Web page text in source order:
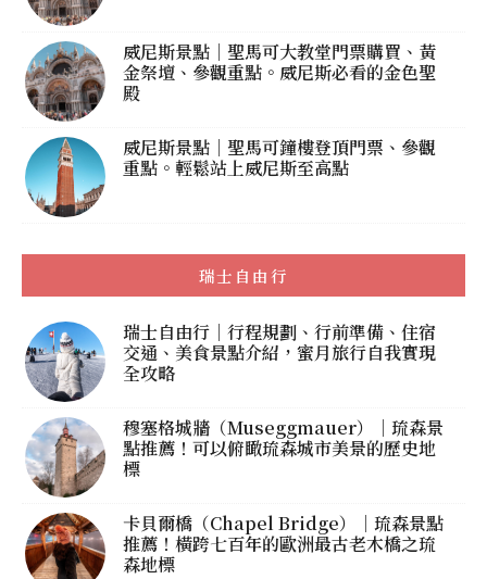
威尼斯景點｜聖馬可大教堂門票購買、黃
金祭壇、參觀重點。威尼斯必看的金色聖
殿
威尼斯景點｜聖馬可鐘樓登頂門票、參觀
重點。輕鬆站上威尼斯至高點
瑞士自由行
瑞士自由行｜行程規劃、行前準備、住宿
交通、美食景點介紹，蜜月旅行自我實現
全攻略
穆塞格城牆（Museggmauer）｜琉森景
點推薦！可以俯瞰琉森城市美景的歷史地
標
卡貝爾橋（Chapel Bridge）｜琉森景點
推薦！橫跨七百年的歐洲最古老木橋之琉
森地標